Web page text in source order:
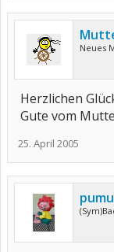
Neues
Herzlichen
Gute vom
25. April 2005